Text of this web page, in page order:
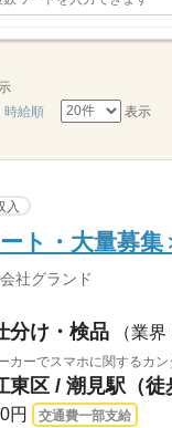
時給順 表示
入
ト・大量募
社グランド
分け・検品 （業
カーでスマホに関するカ
東区 / 潮見駅（徒
円 交通費一部支給